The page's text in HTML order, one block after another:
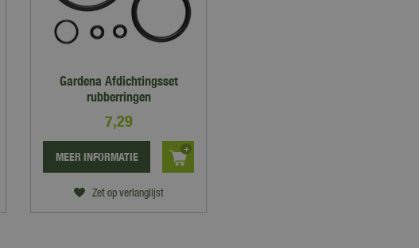
Gardena Afdichtingsset
rubberringen
7,29
Zet op verlanglijst
MEER INFORMATIE